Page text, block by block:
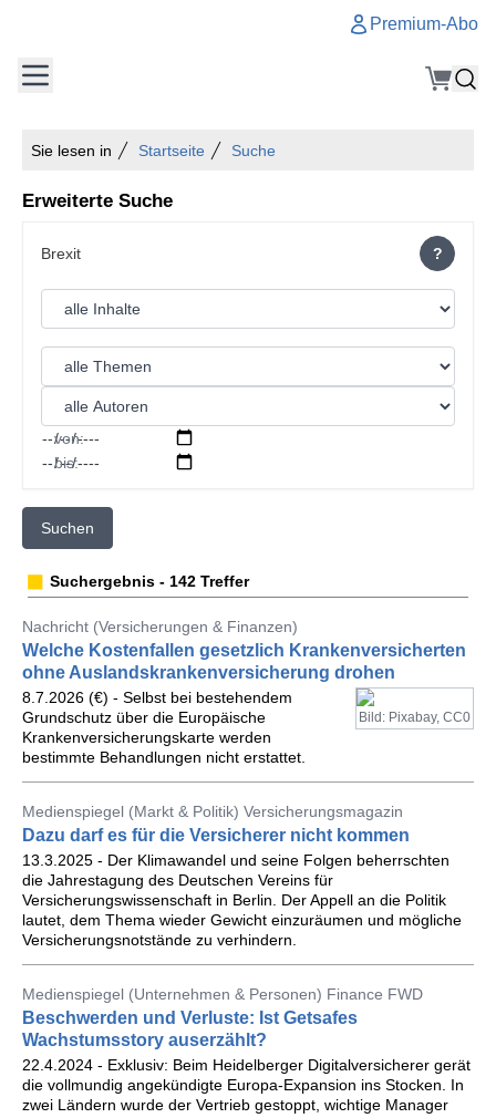
Premium-Abo
Sie lesen in Startseite Suche
Erweiterte Suche
?
von:
bis:
Suchen
Suchergebnis - 142 Treffer
Nachricht (Versicherungen & Finanzen)
Welche Kostenfallen gesetzlich Krankenversicherten
ohne Auslandskrankenversicherung drohen
Bild: Pixabay, CC0
8.7.2026 (€) - Selbst bei bestehendem
Grundschutz über die Europäische
Krankenversicherungskarte werden
bestimmte Behandlungen nicht erstattet.
Medienspiegel (Markt & Politik) Versicherungsmagazin
Dazu darf es für die Versicherer nicht kommen
13.3.2025 - Der Klimawandel und seine Folgen beherrschten
die Jahrestagung des Deutschen Vereins für
Versicherungswissenschaft in Berlin. Der Appell an die Politik
lautet, dem Thema wieder Gewicht einzuräumen und mögliche
Versicherungsnotstände zu verhindern.
Medienspiegel (Unternehmen & Personen) Finance FWD
Beschwerden und Verluste: Ist Getsafes
Wachstumsstory auserzählt?
22.4.2024 - Exklusiv: Beim Heidelberger Digitalversicherer gerät
die vollmundig angekündigte Europa-Expansion ins Stocken. In
zwei Ländern wurde der Vertrieb gestoppt, wichtige Manager